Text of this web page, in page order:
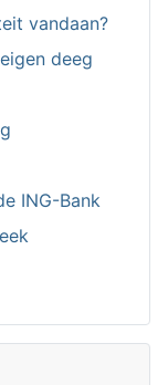
vandaan?
deeg
ING-Bank